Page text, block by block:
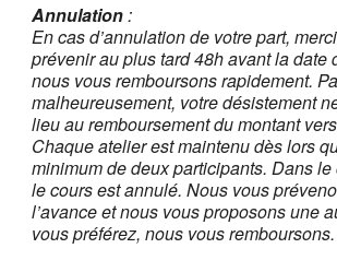
Annulation:
En cas d’annulation de votre part,
prévenir au plus tard 48h avant la date
nous vous remboursons rapidement.
malheureusement, votre désistement
lieu au remboursement du montant
Chaque atelier est maintenu dès lors
minimum de deux participants. Dans le
le cours est annulé. Nous vous
l’avance et nous vous proposons une
vous préférez, nous vous remboursons.